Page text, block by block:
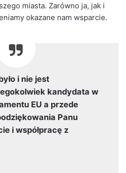
miasta. Zarówno ja, jak i
okazane nam wsparcie.
i nie jest
kandydata w
EU a przede
Panu
i współpracę z